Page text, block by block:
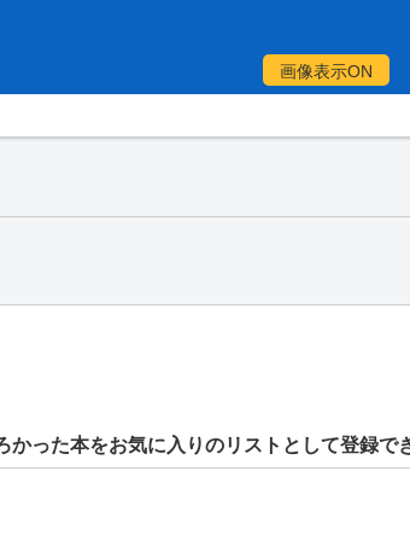
画像表示ON
った本をお気に入りのリストとして登録で